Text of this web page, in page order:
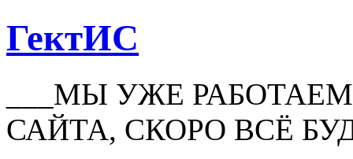
ГектИС
___МЫ УЖЕ
САЙТА, СКОРО ВСЁ